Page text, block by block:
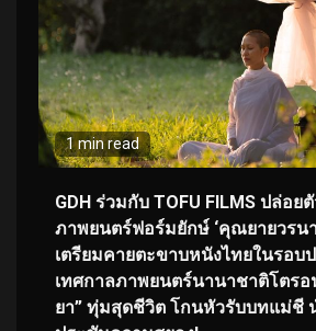
1 min read
GDH ร่วมกับ TOFU FILMS ปล่อย
ภาพยนตร์ฟอร์มยักษ์ ‘คุณยายวรนา
เตรียมคายตะขาบหนังไทยในรอ
เทศกาลภาพยนตร์นานาชาติโตรอ
ยา” ทุ่มสุดชีวิต โกนหัวรับบทแม่ชี